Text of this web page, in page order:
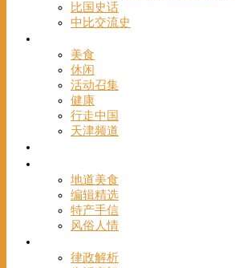
比国史话
中比交流史
美食
休闲
活动召集
健康
行走中国
天津频道
地道美食
编辑精选
特产手信
风俗人情
律政解析